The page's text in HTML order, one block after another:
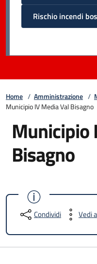
Rischio incendi
Home / Amministrazione /
Municipio IV Media Val Bisagno
Municipio
Bisagno
Condividi Vedi